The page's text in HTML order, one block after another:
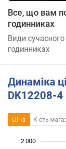
Все, що вам
годинниках
Види
годинниках
Динаміка
DK12208-4
Ціна К-сть
2 000